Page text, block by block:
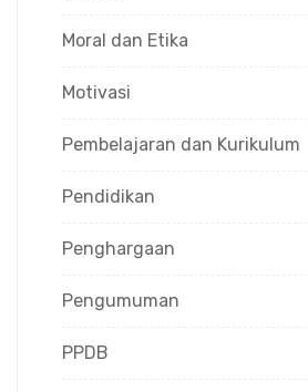
Moral dan Etika
Motivasi
Pembelajaran dan Kurikulum
Pendidikan
Penghargaan
Pengumuman
PPDB